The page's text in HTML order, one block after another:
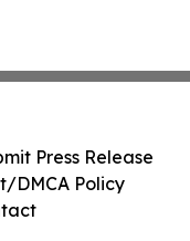
Press Release
DMCA Policy